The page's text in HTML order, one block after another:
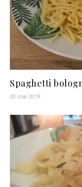
Spaghetti
20 mai 2019